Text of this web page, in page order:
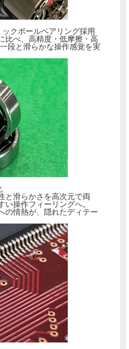
クボールベアリング採用
比べ、高精度・低摩擦・高
段と滑らかな操作感覚を実
と滑らかさを高次元で両
操作フィーリングへ。
の情熱が、隠れたディテー